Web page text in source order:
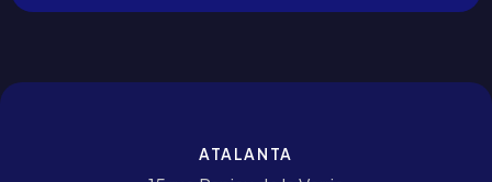
ATALANTA